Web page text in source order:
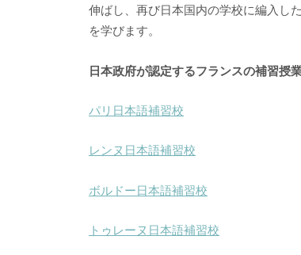
伸ばし、再び日本国内の学校に編入し
を学びます。
日本政府が認定するフランスの補習授
パリ日本語補習校
レンヌ日本語補習校
ボルドー日本語補習校
トゥレーヌ日本語補習校